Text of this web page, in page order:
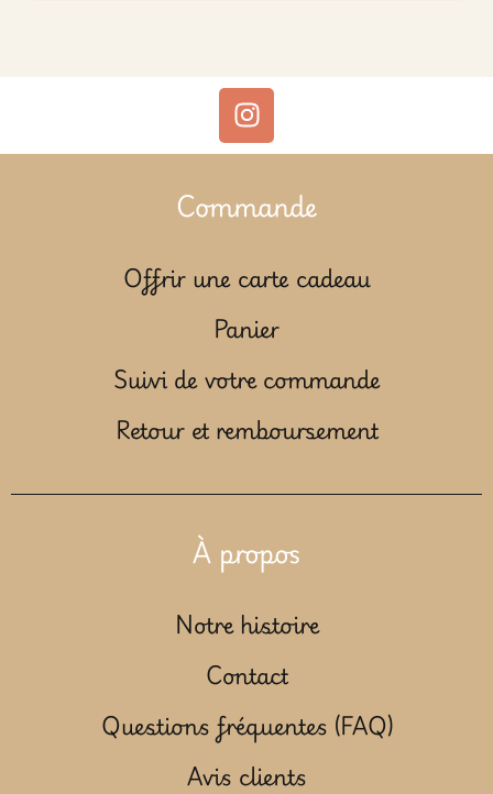
Commande
Offrir une carte cadeau
Panier
Suivi de votre commande
Retour et remboursement
À propos
Notre histoire
Contact
Questions fréquentes (FAQ)
Avis clients